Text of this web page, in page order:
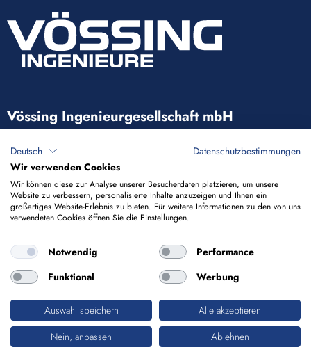
Vössing Ingenieurgesellschaft mbH
Brunnenstraße 29-31
40223 Düsseldorf
+49 211 9054-5
info@voessing.de
Impressum Datenschutz
Deutsch
Datenschutzbestimmungen
Wir verwenden Cookies
Wir können diese zur Analyse unserer Besucherdaten platzieren, um unsere
Website zu verbessern, personalisierte Inhalte anzuzeigen und Ihnen ein
großartiges Website-Erlebnis zu bieten. Für weitere Informationen zu den von uns
verwendeten Cookies öffnen Sie die Einstellungen.
Notwendig
Performance
Funktional
Werbung
Auswahl speichern
Alle akzeptieren
Nein, anpassen
Ablehnen